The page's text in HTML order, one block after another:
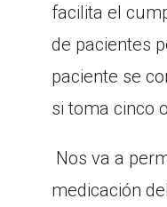
facilita el
de pacientes
paciente se
si toma cinco
Nos va a
medicación